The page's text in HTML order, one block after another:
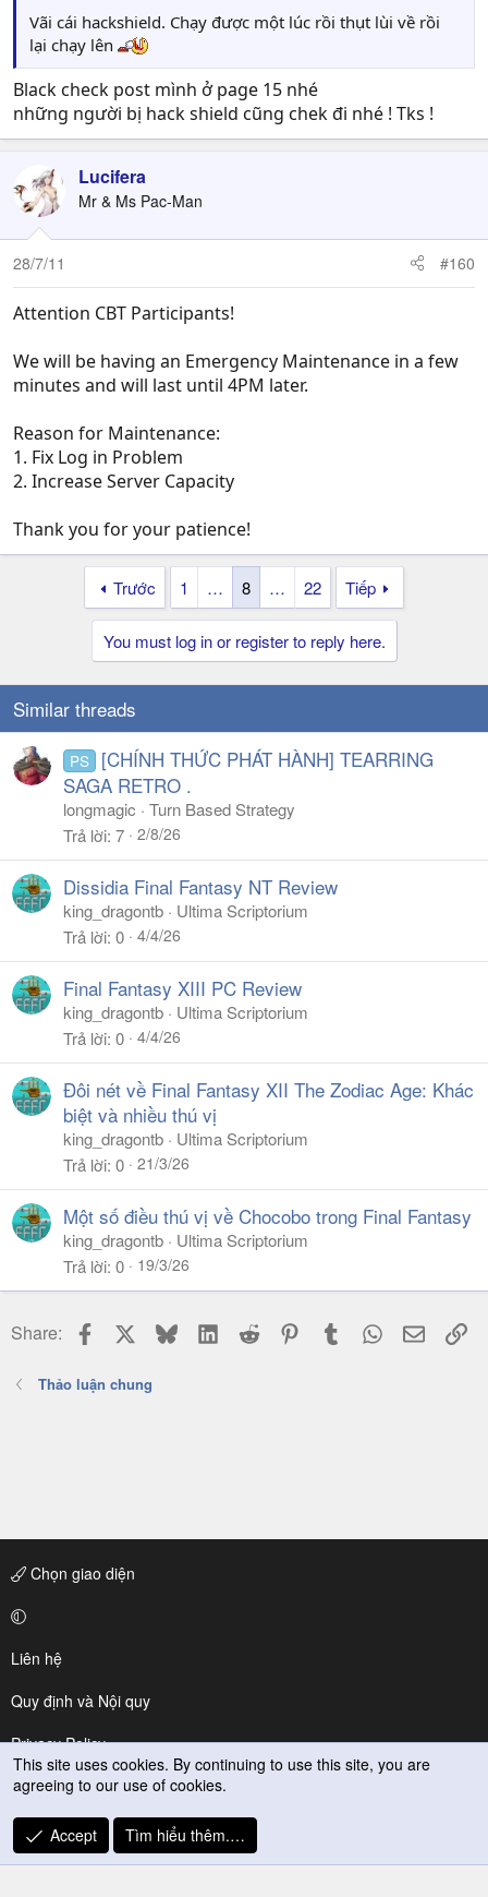
Vãi cái hackshield. Chạy được một lúc rồi thụt lùi về rồi
lại chạy lên
Black check post mình ở page 15 nhé
những người bị hack shield cũng chek đi nhé ! Tks !
Lucifera
Mr & Ms Pac-Man
28/7/11 #160
Attention CBT Participants!
We will be having an Emergency Maintenance in a few
minutes and will last until 4PM later.
Reason for Maintenance:
1. Fix Log in Problem
2. Increase Server Capacity
Thank you for your patience!
Trước 1 … 8 … 22 Tiếp
You must log in or register to reply here.
Similar threads
PS
[CHÍNH THỨC PHÁT HÀNH] TEARRING
SAGA RETRO .
longmagic
Turn Based Strategy
Trả lời 7 2/8/26
Dissidia Final Fantasy NT Review
king_dragontb
Ultima Scriptorium
Trả lời 0 4/4/26
Final Fantasy XIII PC Review
king_dragontb
Ultima Scriptorium
Trả lời 0 4/4/26
Đôi nét về Final Fantasy XII The Zodiac Age: Khác
biệt và nhiều thú vị
king_dragontb
Ultima Scriptorium
Trả lời 0 21/3/26
Một số điều thú vị về Chocobo trong Final Fantasy
king_dragontb
Ultima Scriptorium
Trả lời 0 19/3/26
Share: Facebook BlueskyLinkedIn
Reddit PinterestTumblr WhatsApp
Email
Thảo luận chung
Chọn giao diện
Liên hệ
Quy định và Nội quy
Privacy Policy
Trợ giúp
R
S
This site uses cookies. By continuing to use this site, you are
agreeing to our use of cookies.
Accept Tìm hiểu thêm.…